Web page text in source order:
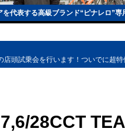
を代表する高級ブランド“ピナレロ”専
頭試乗会を行います！ついでに超特
28CCT